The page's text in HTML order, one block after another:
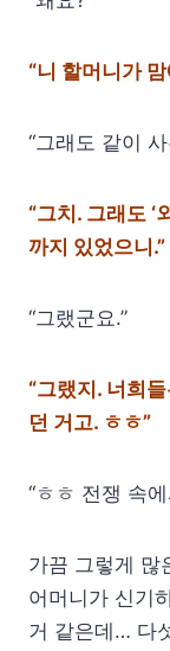
“니 할머니가
“그래도 같이
“그치. 그래도 ‘
까지 있었으니.”
“그랬군요.”
“그랬지. 너희
던 거고. ㅎㅎ”
“ㅎㅎ 전쟁 속
가끔 그렇게 많
어머니가 신기
거 같은데… 다